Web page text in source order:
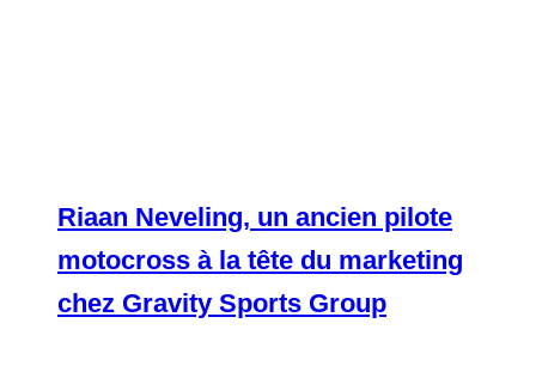
Riaan Neveling, un ancien pilote
motocross à la tête du marketing
chez Gravity Sports Group